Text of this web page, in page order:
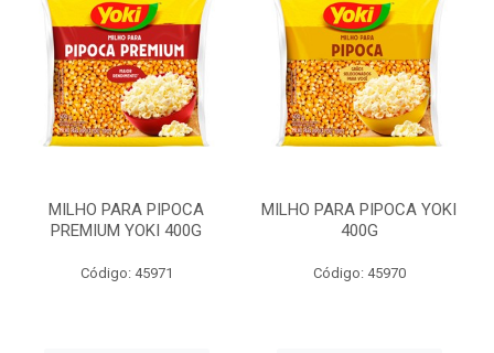
MILHO PARA PIPOCA
PREMIUM YOKI 400G
Código: 45971
MILHO PARA PIPOCA YOKI
400G
Código: 45970